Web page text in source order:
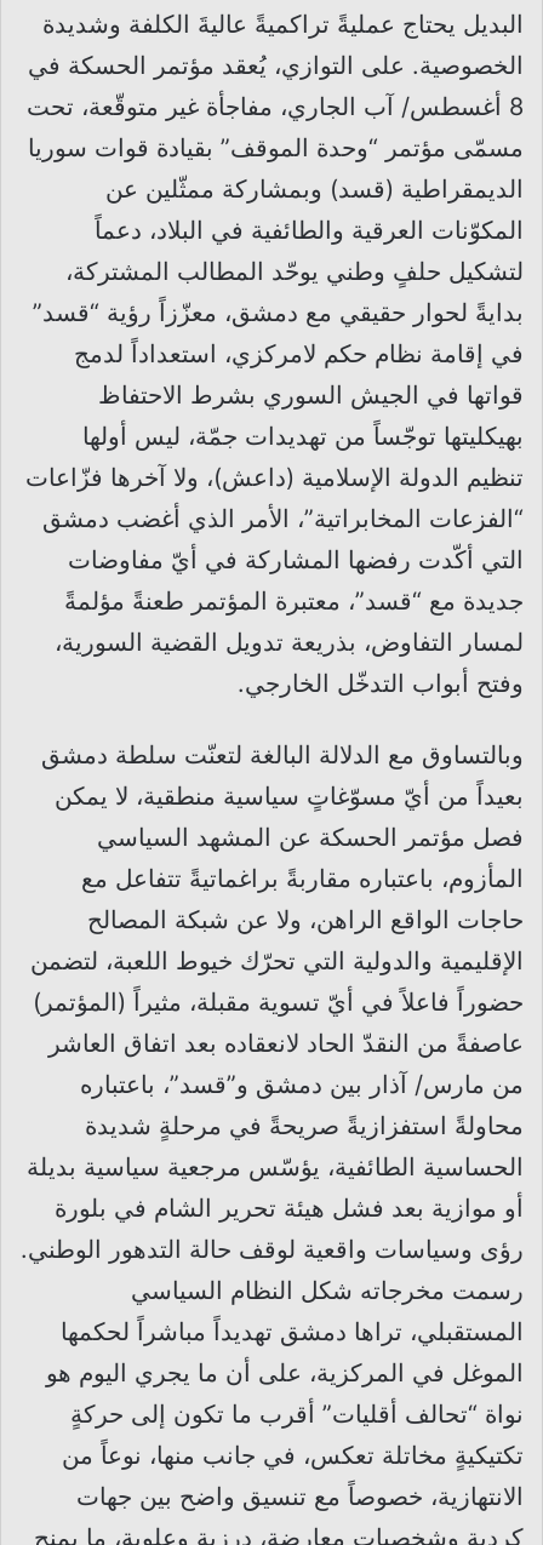
البديل يحتاج عمليةً تراكميةً عاليةَ الكلفة وشديدة
الخصوصية. على التوازي، يُعقد مؤتمر الحسكة في
8 أغسطس/ آب الجاري، مفاجأة غير متوقّعة، تحت
مسمّى مؤتمر “وحدة الموقف” بقيادة قوات سوريا
الديمقراطية (قسد) وبمشاركة ممثّلين عن
المكوّنات العرقية والطائفية في البلاد، دعماً
لتشكيل حلفٍ وطني يوحّد المطالب المشتركة،
بدايةً لحوار حقيقي مع دمشق، معزّزاً رؤية “قسد”
في إقامة نظام حكم لامركزي، استعداداً لدمج
قواتها في الجيش السوري بشرط الاحتفاظ
بهيكليتها توجّساً من تهديدات جمّة، ليس أولها
تنظيم الدولة الإسلامية (داعش)، ولا آخرها فزّاعات
“الفزعات المخابراتية”، الأمر الذي أغضب دمشق
التي أكّدت رفضها المشاركة في أيّ مفاوضات
جديدة مع “قسد”، معتبرة المؤتمر طعنةً مؤلمةً
لمسار التفاوض، بذريعة تدويل القضية السورية،
وفتح أبواب التدخّل الخارجي.
وبالتساوق مع الدلالة البالغة لتعنّت سلطة دمشق
بعيداً من أيّ مسوّغاتٍ سياسية منطقية، لا يمكن
فصل مؤتمر الحسكة عن المشهد السياسي
المأزوم، باعتباره مقاربةً براغماتيةً تتفاعل مع
حاجات الواقع الراهن، ولا عن شبكة المصالح
الإقليمية والدولية التي تحرّك خيوط اللعبة، لتضمن
حضوراً فاعلاً في أيّ تسوية مقبلة، مثيراً (المؤتمر)
عاصفةً من النقدّ الحاد لانعقاده بعد اتفاق العاشر
من مارس/ آذار بين دمشق و”قسد”، باعتباره
محاولةً استفزازيةً صريحةً في مرحلةٍ شديدة
الحساسية الطائفية، يؤسّس مرجعية سياسية بديلة
أو موازية بعد فشل هيئة تحرير الشام في بلورة
رؤى وسياسات واقعية لوقف حالة التدهور الوطني.
رسمت مخرجاته شكل النظام السياسي
المستقبلي، تراها دمشق تهديداً مباشراً لحكمها
الموغل في المركزية، على أن ما يجري اليوم هو
نواة “تحالف أقليات” أقرب ما تكون إلى حركةٍ
تكتيكيةٍ مخاتلة تعكس، في جانب منها، نوعاً من
الانتهازية، خصوصاً مع تنسيق واضح بين جهات
كردية وشخصيات معارضة، درزية وعلوية، ما يمنح